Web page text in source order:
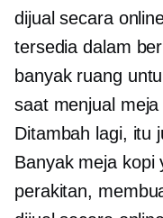
dijual secara
tersedia dalam
banyak ruang
saat menjual
Ditambah lagi, itu
Banyak meja kopi
perakitan,